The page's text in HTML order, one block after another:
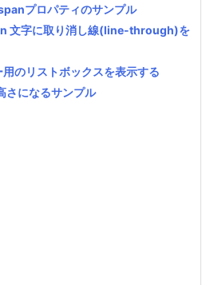
プロパティのサンプル
文字に取り消し線(line-through)を
のリストボックスを表示する
さになるサンプル